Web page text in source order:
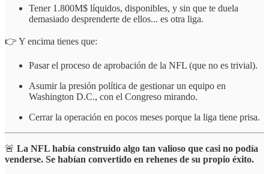
Tener 1.800M$ líquidos, disponibles, y sin que te duela
demasiado desprenderte de ellos... es otra liga.
👉 Y encima tienes que:
Pasar el proceso de aprobación de la NFL (que no es trivial).
Asumir la presión política de gestionar un equipo en
Washington D.C., con el Congreso mirando.
Cerrar la operación en pocos meses porque la liga tiene prisa.
🚨 La NFL había construido algo tan valioso que casi no podía
venderse. Se habían convertido en rehenes de su propio éxito.